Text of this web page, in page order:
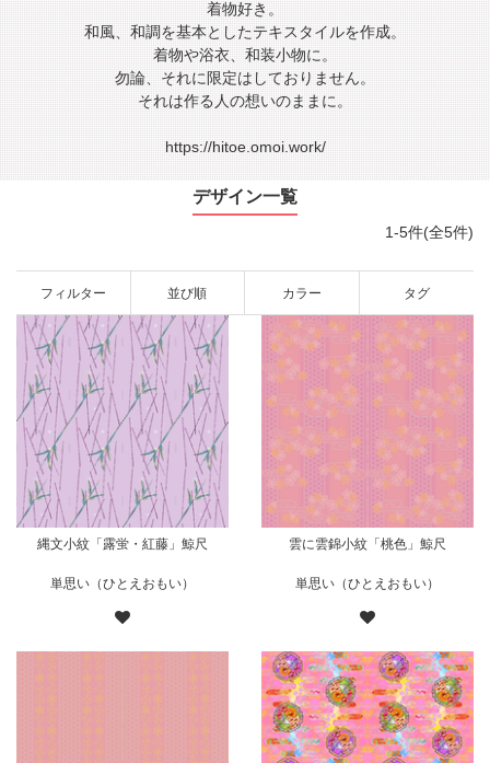
着物好き。
和風、和調を基本としたテキスタイルを作成。
着物や浴衣、和装小物に。
勿論、それに限定はしておりません。
それは作る人の想いのままに。
https://hitoe.omoi.work/
デザイン一覧
1-5件(全5件)
フィルター 並び順 カラー タグ
縄文小紋「露蛍・紅藤」鯨尺
単思い（ひとえおもい）
雲に雲錦小紋「桃色」鯨尺
単思い（ひとえおもい）